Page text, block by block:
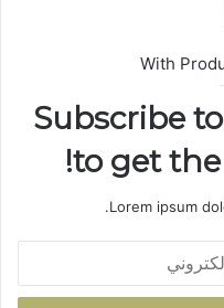
With
Subscribe
to get
Lorem ipsum